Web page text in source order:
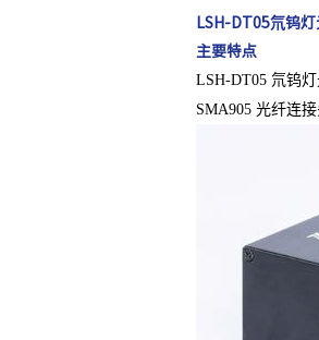
LSH-DT05氘钨
主要特点
LSH-DT05 氘钨
SMA905 光纤连